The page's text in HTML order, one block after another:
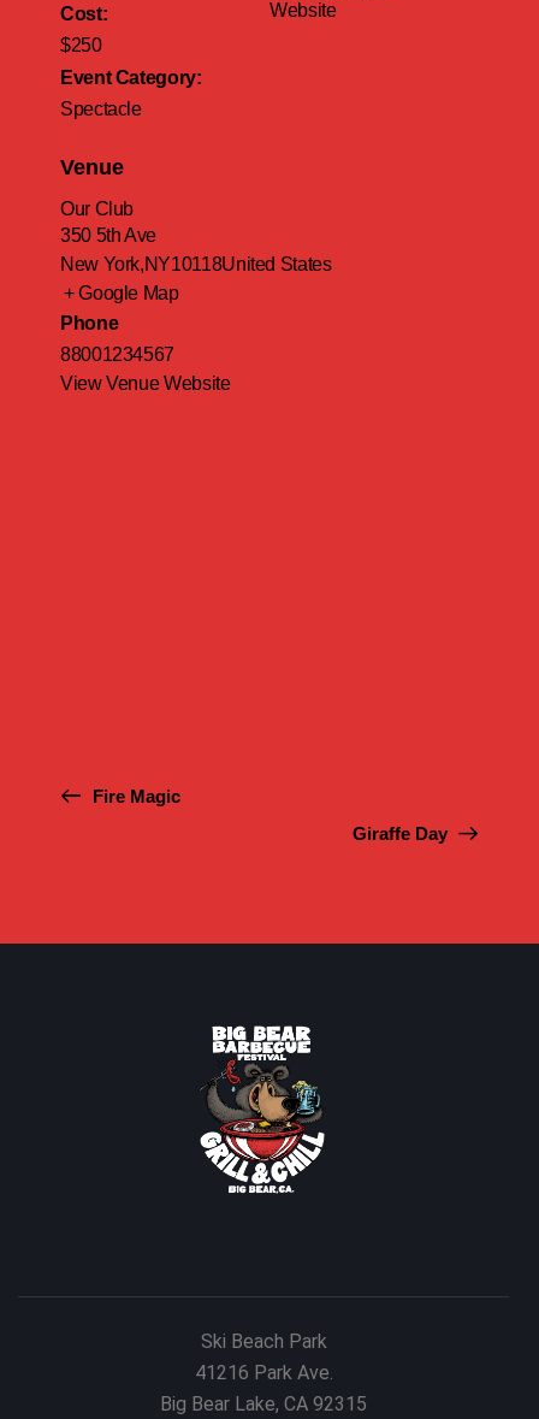
Cost:
$250
Event Category:
Spectacle
Website
Venue
Our Club
350 5th Ave
New York,NY10118United States
+ Google Map
Phone
88001234567
View Venue Website
Fire Magic
Giraffe Day
Ski Beach Park
41216 Park Ave.
Big Bear Lake, CA 92315